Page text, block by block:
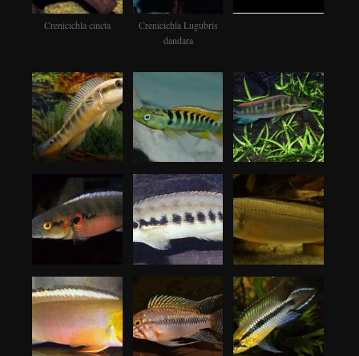
Crenicichla cincta
Crenicichla Lugubris
dandara